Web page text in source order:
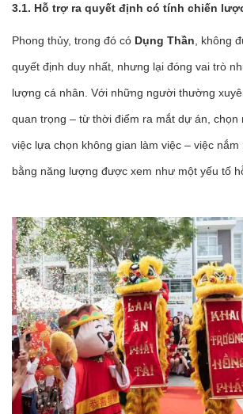
3.1. Hỗ trợ ra quyết định có tính chiến
Phong thủy, trong đó có Dụng Thần , không
quyết định duy nhất, nhưng lại đóng vai trò
lượng cá nhân. Với những người thường
quan trọng – từ thời điểm ra mắt dự án, chọn
việc lựa chọn không gian làm việc – việc
bằng năng lượng được xem như một yếu tố